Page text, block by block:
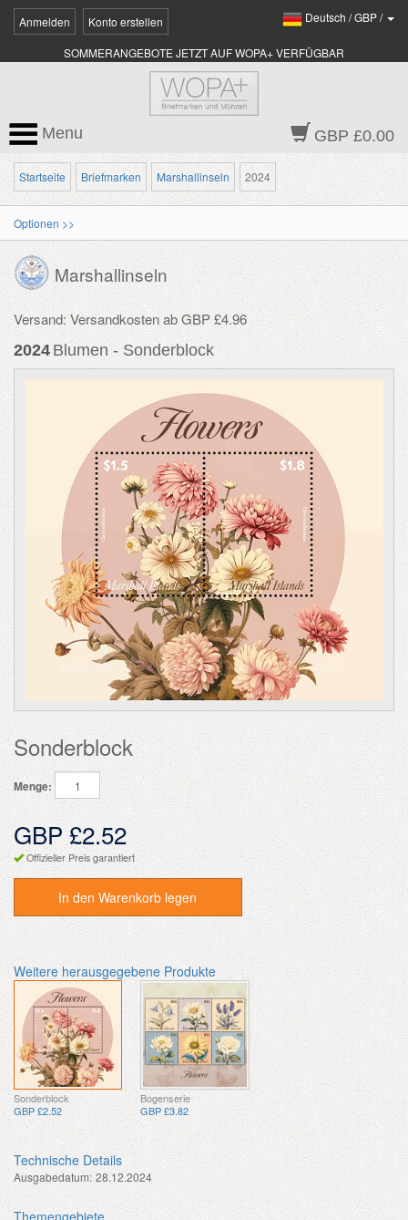
Anmelden Konto erstellen Deutsch /GBP/
SOMMERANGEBOTE JETZT AUF WOPA+ VERFÜGBAR
GBP £0.00
Menu
Startseite Briefmarken Marshallinseln 2024
Optionen >>
Marshallinseln
Versand: Versandkosten ab GBP £4.96
2024 Blumen - Sonderblock
Sonderblock
Menge:
GBP £2.52
Offizieller Preis garantiert
In den Warenkorb legen
Weitere herausgegebene Produkte
Sonderblock
GBP £2.52
Bogenserie
GBP £3.82
Technische Details
Ausgabedatum: 28.12.2024
Themengebiete